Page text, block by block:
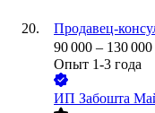
Продавец-
90 000 – 130 000
Опыт 1-3 года
ИП Забошта